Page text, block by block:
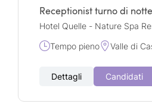
Receptionist turno di
Hotel Quelle - Nature Spa
Tempo pieno
Valle di
Dettagli Candidati